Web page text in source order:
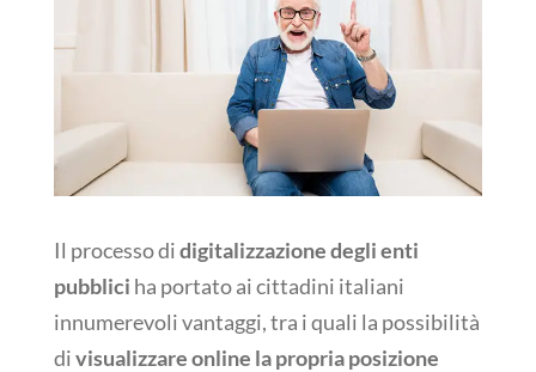
Il processo didigitalizzazione degli enti
pubblici ha portato ai cittadini italiani
innumerevoli vantaggi, tra i quali la possibilità
divisualizzare online la propria posizione